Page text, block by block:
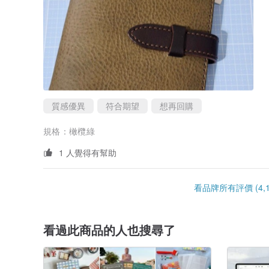
質感優異 符合期望 想再回購
規格：橄欖綠
1 人覺得有幫助
看品牌所有評價
看過此商品的人也搜尋了